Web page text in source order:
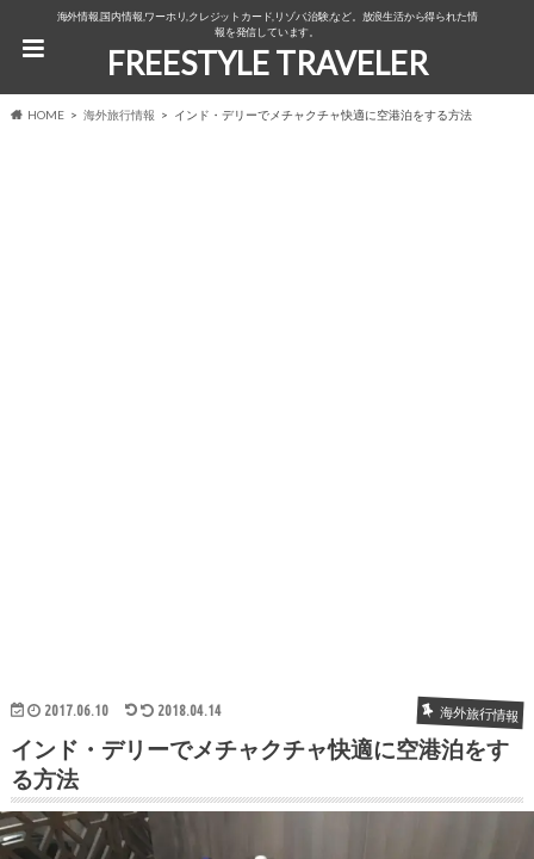
海外情報,国内情報,ワーホリ,クレジットカード,リゾバ,治験,など。放浪生活から得られた情
報を発信しています。
FREESTYLE TRAVELER
HOME 海外旅行情報 インド・デリーでメチャクチャ快適に空港泊をする方法
2017.06.10 2018.04.14 海外旅行情報
インド・デリーでメチャクチャ快適に空港泊をす
る方法